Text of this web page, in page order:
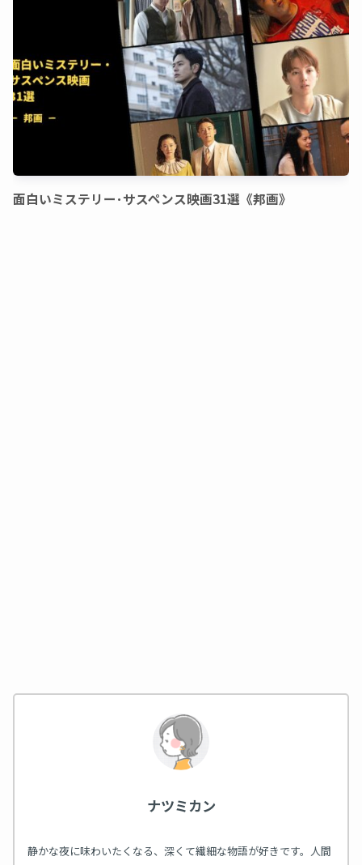
面白いミステリー･サスペンス映画31選《邦画》
ナツミカン
静かな夜に味わいたくなる、深くて繊細な物語が好きです。人間